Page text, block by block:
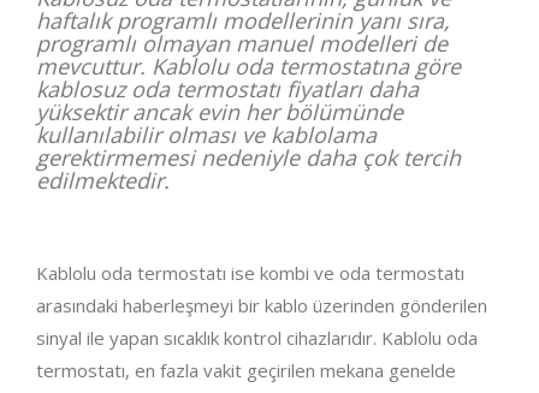
haftalık programlı modellerinin yanı sıra,
programlı olmayan manuel modelleri de
mevcuttur. Kablolu oda termostatına göre
kablosuz oda termostatı fiyatları daha
yüksektir ancak evin her bölümünde
kullanılabilir olması ve kablolama
gerektirmemesi nedeniyle daha çok tercih
edilmektedir.
Kablolu oda termostatı ise kombi ve oda termostatı
arasındaki haberleşmeyi bir kablo üzerinden gönderilen
sinyal ile yapan sıcaklık kontrol cihazlarıdır. Kablolu oda
termostatı, en fazla vakit geçirilen mekana genelde